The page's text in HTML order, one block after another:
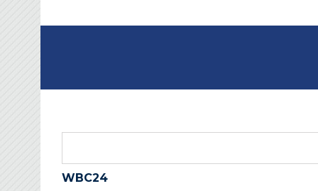
WBC24